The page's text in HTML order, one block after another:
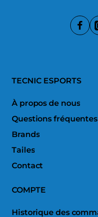
TECNIC ESPORTS
À propos de nous
Questions fréquentes
Brands
Tailes
Contact
COMPTE